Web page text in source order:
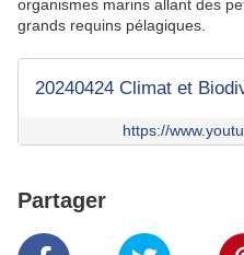
organismes marins allant des
grands requins pélagiques.
20240424 Climat et
https://
Partager